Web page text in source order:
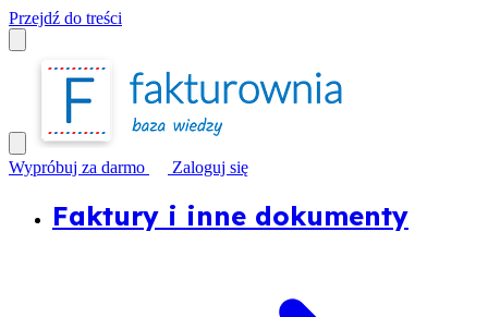
Przejdź do treści
Wypróbuj za darmo Zaloguj się
Faktury i inne dokumenty